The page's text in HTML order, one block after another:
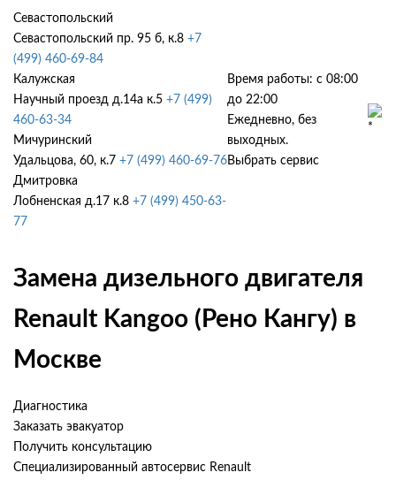
Севастопольский
Севастопольский пр. 95 б, к.8 +7
(499) 460-69-84
Калужская
Научный проезд д.14а к.5 +7 (499)
460-63-34
Мичуринский
Удальцова, 60, к.7 +7 (499) 460-69-76
Дмитровка
Лобненская д.17 к.8 +7 (499) 450-63-
77
Время работы: с 08:00
до 22:00
Ежедневно, без
выходных.
Выбрать сервис
Замена дизельного двигателя
Renault Kangoo (Рено Кангу) в
Москве
Диагностика
Заказать эвакуатор
Получить консультацию
Специализированный автосервис Renault